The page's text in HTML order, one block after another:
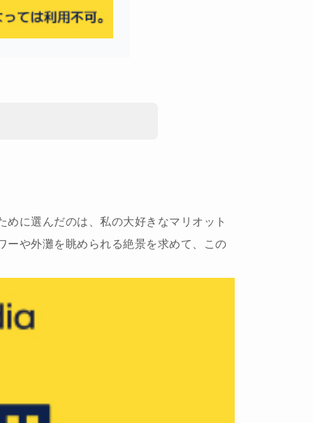
に選んだのは、私の大好きなマリオット
ーや外灘を眺められる絶景を求めて、この